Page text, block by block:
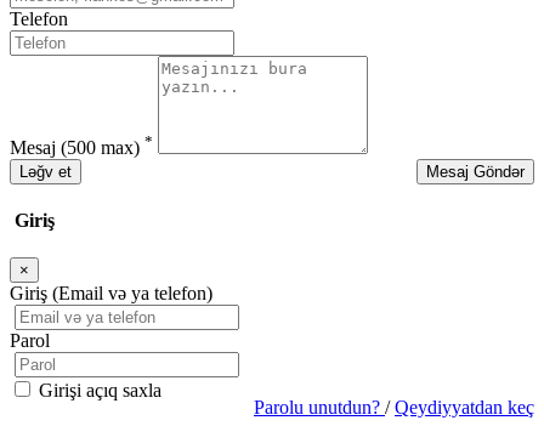
Telefon
Mesaj (500 max) *
Ləğv et
Mesaj Göndər
Giriş
×
Bağla
Giriş (Email və ya telefon)
Parol
Girişi açıq saxla
Parolu unutdun? /Qeydiyyatdan keç